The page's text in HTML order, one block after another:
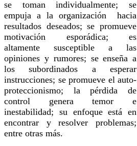
se toman individualmente; se
empuja a la organización hacia
resultados deseados; se promueve
motivación esporádica; es
altamente susceptible a las
opiniones y rumores; se enseña a
los subordinados a esperar
instrucciones; se promueve el auto-
proteccionismo; la pérdida de
control genera temor e
inestabilidad; su enfoque está en
encontrar y resolver problemas;
entre otras más.